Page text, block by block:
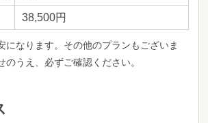
38,500円
なります。その他のプランもございま
のうえ、必ずご確認ください。